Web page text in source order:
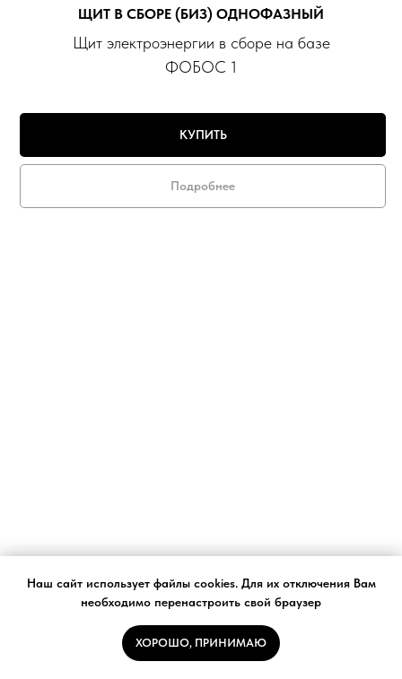
ЩИТ В СБОРЕ (БИЗ) ОДНОФАЗНЫЙ
Щит электроэнергии в сборе на базе
ФОБОС 1
КУПИТЬ
Подробнее
Щит электроэнергии в сборе на базе
Наш сайт использует файлы cookies. Для их отключения Вам
необходимо перенастроить свой браузер
ХОРОШО, ПРИНИМАЮ